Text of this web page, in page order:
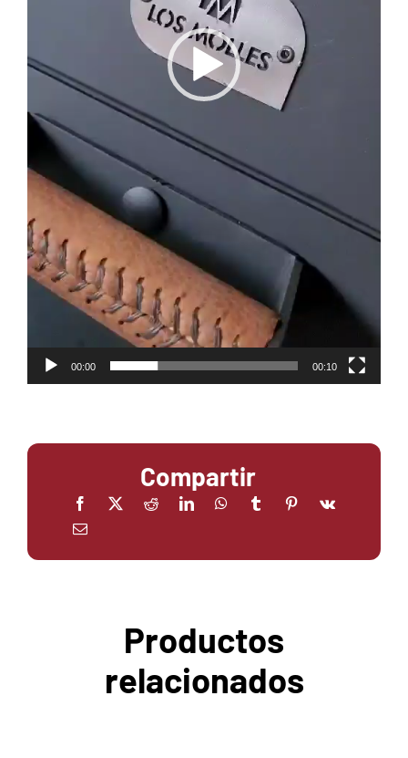
00:00 00:10
Compartir
Productos
relacionados